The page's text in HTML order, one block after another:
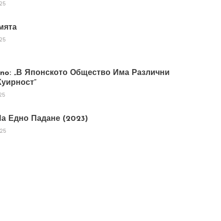
„В Японското Общество Има Различни
Едно Падане (2023)